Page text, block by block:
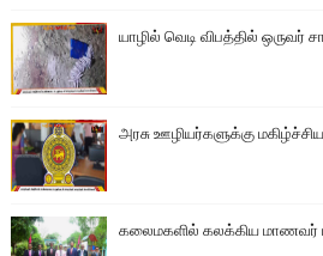
யாழில் வெடி விபத்தில் ஒருவர்
அரசு ஊழியர்களுக்கு
கலைமகளில் கலக்கிய மாணவர்